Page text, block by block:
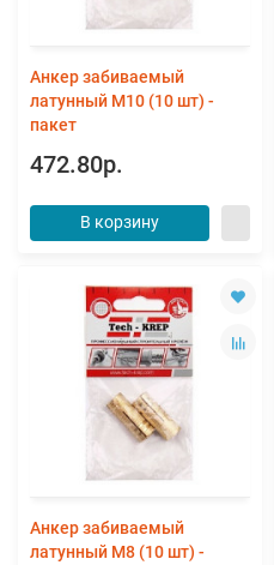
Анкер забиваемый
латунный М10 (10 шт) -
пакет
472.80р.
В корзину
Анкер забиваемый
латунный М8 (10 шт) -